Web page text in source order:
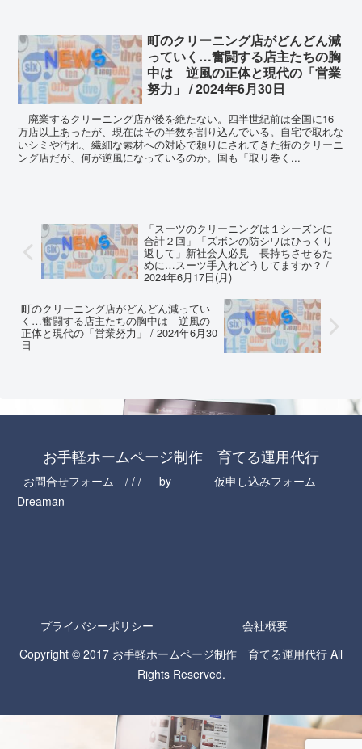
町のクリーニング店がどんどん減
っていく…奮闘する店主たちの胸
中は 逆風の正体と現代の「営業
努力」 / 2024年6月30日
廃業するクリーニング店が後を絶たない。四半世紀前は全国に16
万店以上あったが、現在はその半数を割り込んでいる。自宅で取れな
いシミや汚れ、繊細な素材への対応で頼りにされてきた街のクリーニ
ング店だが、何が逆風になっているのか。国も「取り巻く...
「スーツのクリーニングは１シーズンに
合計２回」「ズボンの防シワはひっくり
返して」新社会人必見 長持ちさせるた
めに…スーツ手入れどうしてますか？ /
2024年6月17日(月)
町のクリーニング店がどんどん減ってい
く…奮闘する店主たちの胸中は 逆風の
正体と現代の「営業努力」 / 2024年6月30
日
お手軽ホームページ制作 育てる運用代行
お問合せフォーム / / / by
Dreaman
仮申し込みフォーム
プライバシーポリシー
会社概要
Copyright © 2017 お手軽ホームページ制作 育てる運用代行 All
Rights Reserved.